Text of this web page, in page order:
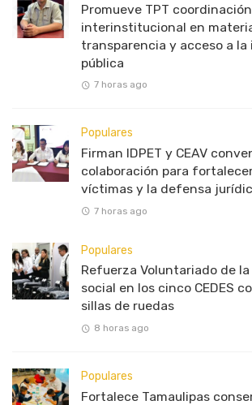
Promueve TPT coordinación
interinstitucional en
transparencia y acceso a
pública
7 horas ago
Populares
Firman IDPET y CEAV
colaboración para
víctimas y la defensa
7 horas ago
Populares
Refuerza Voluntariado de la
social en los cinco CEDES
sillas de ruedas
8 horas ago
Populares
Fortalece Tamaulipas